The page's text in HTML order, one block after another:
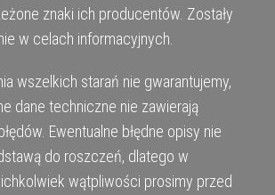
znaki ich producentów. Zostały
w celach informacyjnych.
wszelkich starań nie gwarantujemy,
dane techniczne nie zawierają
Ewentualne błędne opisy nie
do roszczeń, dlatego w
wątpliwości prosimy przed